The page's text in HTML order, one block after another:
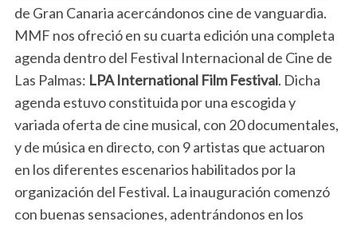
de Gran Canaria acercándonos cine de vanguardia.
MMF nos ofreció en su cuarta edición una completa
agenda dentro del Festival Internacional de Cine de
Las Palmas: LPA International Film Festival. Dicha
agenda estuvo constituida por una escogida y
variada oferta de cine musical, con 20 documentales,
y de música en directo, con 9 artistas que actuaron
en los diferentes escenarios habilitados por la
organización del Festival. La inauguración comenzó
con buenas sensaciones, adentrándonos en los